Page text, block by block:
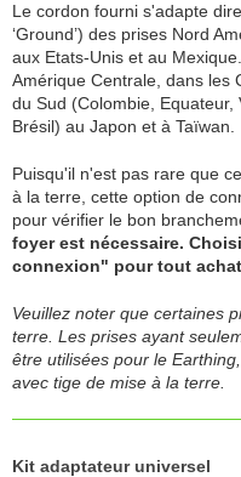
Le cordon fourni s'adapte
‘Ground’) des prises Nord
aux Etats-Unis et au
Amérique Centrale, dans les
du Sud (Colombie,
Brésil) au Japon et à Taïwan.
Puisqu'il n'est pas rare que
à la terre, cette option de
pour vérifier le bon
foyer est nécessaire.
connexion" pour tout
Veuillez noter que certaines
terre. Les prises ayant
être utilisées pour le
avec tige de mise à la terre.
Kit adaptateur universel